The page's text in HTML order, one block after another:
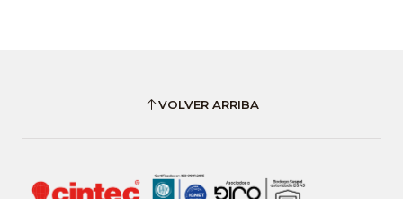
VOLVER ARRIBA